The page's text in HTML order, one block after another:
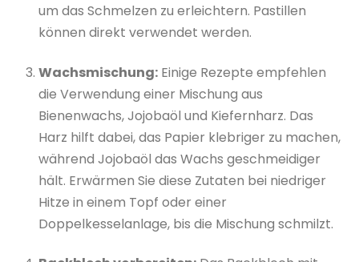
um das Schmelzen zu erleichtern. Pastillen
können direkt verwendet werden.
Wachsmischung: Einige Rezepte empfehlen
die Verwendung einer Mischung aus
Bienenwachs, Jojobaöl und Kiefernharz. Das
Harz hilft dabei, das Papier klebriger zu machen,
während Jojobaöl das Wachs geschmeidiger
hält. Erwärmen Sie diese Zutaten bei niedriger
Hitze in einem Topf oder einer
Doppelkesselanlage, bis die Mischung schmilzt.